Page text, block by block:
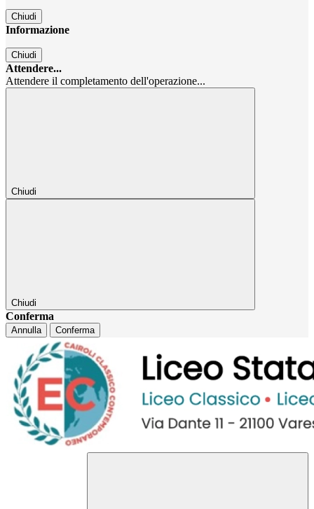
Chiudi
Informazione
Chiudi
Attendere...
Attendere il completamento dell'operazione...
Chiudi
Chiudi
Conferma
Annulla Conferma